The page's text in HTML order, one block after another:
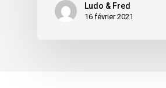
Ludo & Fred
16 février 2021